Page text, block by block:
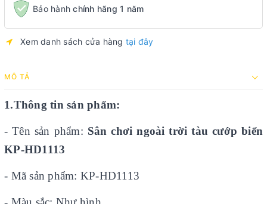
Bảo hànhchính hãng 1 năm
Xem danh sách cửa hàng tại đây
MÔ TẢ
1.Thông tin sản phẩm:
- Tên sản phẩm: Sân chơi ngoài trời tàu cướp biển
KP-HD1113
- Mã sản phẩm: KP-HD1113